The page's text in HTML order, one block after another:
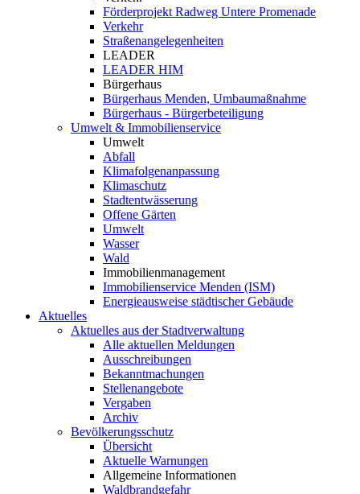
Förderprojekt Radweg Untere Promenade
Verkehr
Straßenangelegenheiten
LEADER
LEADER HIM
Bürgerhaus
Bürgerhaus Menden, Umbaumaßnahme
Bürgerhaus - Bürgerbeteiligung
Umwelt & Immobilienservice
Umwelt
Abfall
Klimafolgenanpassung
Klimaschutz
Stadtentwässerung
Offene Gärten
Umwelt
Wasser
Wald
Immobilienmanagement
Immobilienservice Menden (ISM)
Energieausweise städtischer Gebäude
Aktuelles
Aktuelles aus der Stadtverwaltung
Alle aktuellen Meldungen
Ausschreibungen
Bekanntmachungen
Stellenangebote
Vergaben
Archiv
Bevölkerungsschutz
Übersicht
Aktuelle Warnungen
Allgemeine Informationen
Waldbrandgefahr